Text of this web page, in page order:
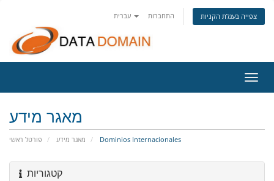
התחברות צפייה בעגלת הקניות
ניווט
מאגר מידע
פורטל ראשי מאגר מידע Dominios Internacionales
קטגוריות